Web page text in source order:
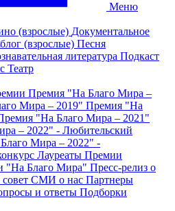
Меню
(взрослые) Документальное
(взрослые) Песня
литература Подкаст
Театр
Премия "На Благо Мира –
Мира – 2019" Премия "На
"На Благо Мира – 2021"
– 2022" - Любительский
Мира – 2022" -
Лауреаты Премии
"На Благо Мира" Пресс-релиз о
СМИ о нас Партнеры
и ответы Подборки